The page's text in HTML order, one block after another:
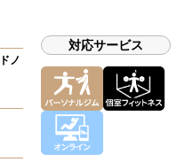
対応サービス
ノ